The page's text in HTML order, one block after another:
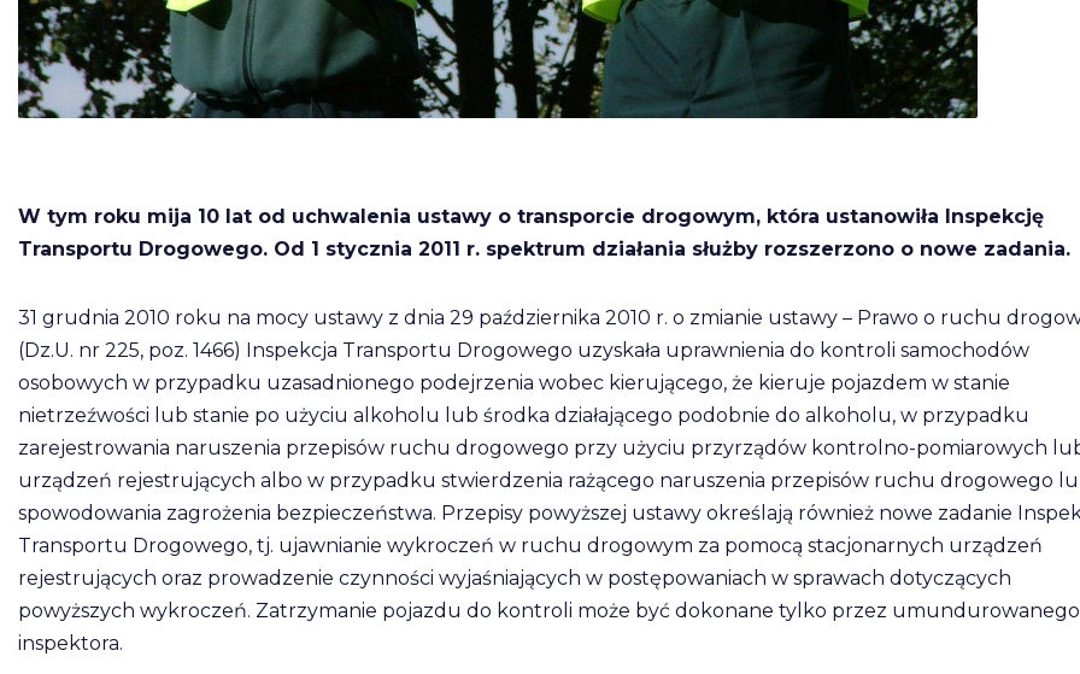
W tym roku mija 10 lat od uchwalenia ustawy o transporcie drogowym, która ustanowiła Inspekcję
Transportu Drogowego. Od 1 stycznia 2011 r. spektrum działania służby rozszerzono o nowe zadania.
31 grudnia 2010 roku na mocy ustawy z dnia 29 października 2010 r. o zmianie ustawy – Prawo o ruchu
(Dz.U. nr 225, poz. 1466) Inspekcja Transportu Drogowego uzyskała uprawnienia do kontroli samochodów
osobowych w przypadku uzasadnionego podejrzenia wobec kierującego, że kieruje pojazdem w stanie
nietrzeźwości lub stanie po użyciu alkoholu lub środka działającego podobnie do alkoholu, w przypadku
zarejestrowania naruszenia przepisów ruchu drogowego przy użyciu przyrządów kontrolno-pomiarowych
urządzeń rejestrujących albo w przypadku stwierdzenia rażącego naruszenia przepisów ruchu drogowego
spowodowania zagrożenia bezpieczeństwa. Przepisy powyższej ustawy określają również nowe zadanie
Transportu Drogowego, tj. ujawnianie wykroczeń w ruchu drogowym za pomocą stacjonarnych urządzeń
rejestrujących oraz prowadzenie czynności wyjaśniających w postępowaniach w sprawach dotyczących
powyższych wykroczeń. Zatrzymanie pojazdu do kontroli może być dokonane tylko przez umundurowanego
inspektora.